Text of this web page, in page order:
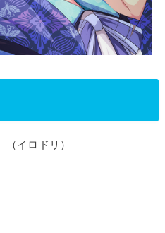
（イロドリ）